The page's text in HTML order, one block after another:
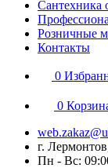
Сантехника
Розничные
Контакты
0
0
г.
Пн - Вс: